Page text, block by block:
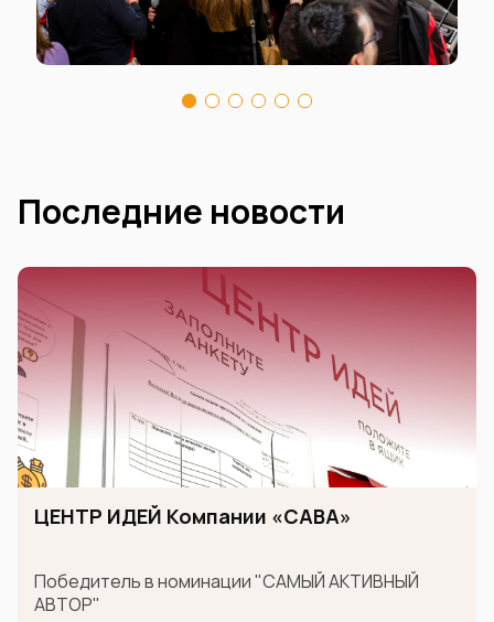
Последние новости
ЦЕНТР ИДЕЙ Компании «САВА»
Победитель в номинации "САМЫЙ АКТИВНЫЙ
АВТОР"